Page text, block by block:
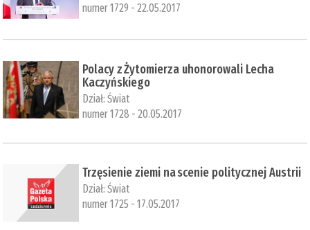
numer 1729 - 22.05.2017
Polacy z Żytomierza uhonorowali Lecha
Kaczyńskiego
Dział:Świat
numer 1728 - 20.05.2017
​Trzęsienie ziemi na scenie politycznej Austrii
Dział:Świat
numer 1725 - 17.05.2017